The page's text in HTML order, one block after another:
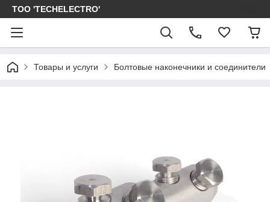
ТОО 'TECHELECTRO'
Товары и услуги Болтовые наконечники и соединители